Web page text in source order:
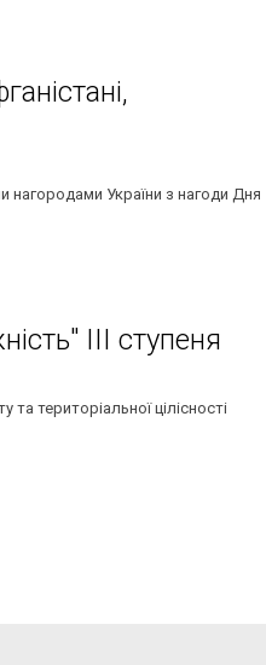
України з нагоди Дня
ІІІ ступеня
територіальної цілісності